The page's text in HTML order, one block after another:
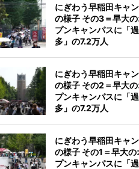
にぎわう早稲田キャ
の様子 その3＝早大
プンキャンパスに「
多」の7.2万人
にぎわう早稲田キャ
の様子 その2＝早大
プンキャンパスに「
多」の7.2万人
にぎわう早稲田キャ
の様子 その1＝早大の
プンキャンパスに「